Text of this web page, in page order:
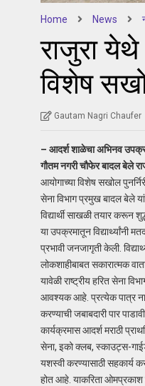
Home News
राजुरा येथे
विशेष
Gautam Nagri Chaufer
– आदर्श शाळेचा अभिनव
गौतम नगरी चौफेर बादल बेले
आयोगाच्या विशेष सखोल
सेना विभाग प्रमुख बादल बेले
विद्यार्थी साखळी तयार करून
या उपक्रमातून विद्यार्थ्यांनी
प्रभावी जनजागृती केली.
लोकशाहीबाबत सकारात्मक
यावेळी राष्ट्रीय हरित सेना
आवश्यक आहे. प्रत्येक पात्र
करण्याची जबाबदारी पार पाडावी.
कार्यक्रमास आदर्श मराठी
सेना, इको क्लब, स्काउट्स-
यशस्वी करण्यासाठी सहकार्य
होत आहे. याकरिता ओमप्रकाश